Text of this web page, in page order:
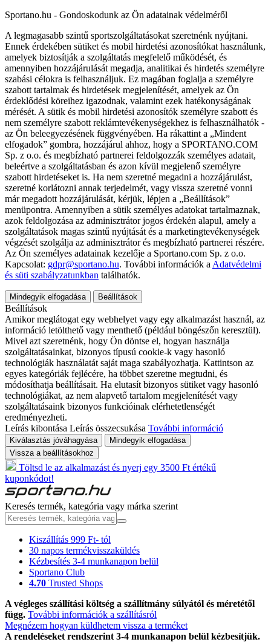
Sportano.hu - Gondoskodunk az Ön adatainak védelméről
A legmagasabb szintű sportszolgáltatásokat szeretnénk nyújtani.
Ennek érdekében sütiket és mobil hirdetési azonosítókat használunk,
amelyek biztosítják a szolgáltatás megfelelő működését, és
amennyiben hozzájárulását megadja, analitikai és hirdetés személyre
szabási célokra is felhasználjuk. Ez magában foglalja a személyre
szabott tartalmak és hirdetések megjelenítését, amelyek az Ön
érdeklődési köreihez igazodnak, valamint ezek hatékonyságának
mérését. A sütik és mobil hirdetési azonosítók személyre szabott és
nem személyre szabott reklámtevékenységekhez is felhasználhatók -
az Ön beleegyezésének függvényében. Ha rákattint a „Mindent
elfogadok” gombra, hozzájárul ahhoz, hogy a SPORTANO.COM
Sp. z o.o. és megbízható partnerei feldolgozzák személyes adatait,
beleértve a szolgáltatásban és azon kívül megjelenő személyre
szabott hirdetéseket is. Ha nem szeretné megadni a hozzájárulást,
szeretné korlátozni annak terjedelmét, vagy vissza szeretné vonni
már megadott hozzájárulását, kérjük, lépjen a „Beállítások”
menüpontra. Amennyiben a sütik személyes adatokat tartalmaznak,
azok feldolgozása az adminisztrátor jogos érdekén alapul, amely a
szolgáltatások magas szintű nyújtását és a marketingtevékenységek
végzését szolgálja az adminisztrátor és megbízható partnerei részére.
Az Ön személyes adatainak kezelője a Sportano.com Sp. z o.o.
Kapcsolat: gdpr@sportano.hu. További információk a Adatvédelmi
és süti szabályzatunkban találhatók.
Mindegyik elfogadása Beállítások
Beállítások
Amikor meglátogat egy webhelyet vagy egy alkalmazást használ, az
információ letölthető vagy menthető (például böngészőn keresztül).
Mivel azt szeretnénk, hogy Ön döntse el, hogyan használja
szolgáltatásainkat, bizonyos típusú cookie-k vagy hasonló
technológiák használatát saját maga szabályozhatja. Kattintson az
egyes kategóriák fejlécére, ha többet szeretne megtudni, és
módosíthatja beállításait. Ha elutasít bizonyos sütiket vagy hasonló
technológiákat, az nem alapvető tartalom megjelenítését vagy
szolgáltatásaink bizonyos funkcióinak elérhetetlenségét
eredményezheti.
Leírás kibontása Leírás összecsukása További információ
Kiválasztás jóváhagyása
Mindegyik elfogadása
Vissza a beállításokhoz
Töltsd le az alkalmazást és nyerj egy 3500 Ft értékű
kuponkódot!
Keresés termék, kategória vagy márka szerint
Kiszállítás 999 Ft- tól
30 napos termékvisszaküldés
Kézbesítés 3-4 munkanapon belül
Sportano Club
4.70 Trusted Shops
A végleges szállítási költség a szállítmány súlyától és méretétől
függ. További információk a szállításról
Megnézem hogyan küldhetem vissza a terméket
A rendeléseket rendszerint 3-4 munkanapon belül kézbesítjük.